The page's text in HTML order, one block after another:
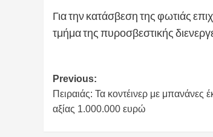
Για την κατάσβεση της φωτιάς
τμήμα της πυροσβεστικής
Post
navigation
Previous:
Πειραιάς: Τα κοντέινερ με μπανάνες
αξίας 1.000.000 ευρώ